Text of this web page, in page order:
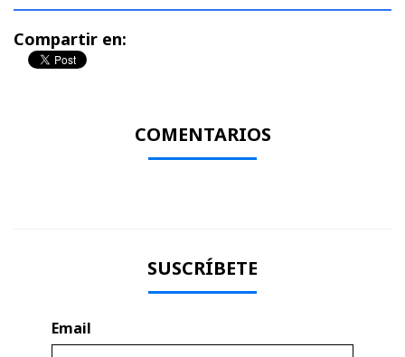
Compartir en:
COMENTARIOS
SUSCRÍBETE
Email